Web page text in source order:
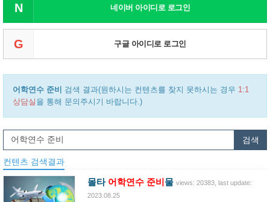
N 네이버 아이디로 로그인
G 구글 아이디로 로그인
어학연수 준비 검색 결과(원하시는 컨텐츠를 찾지 못하시는 경우 1:1
상담실 을 통해 문의주시기 바랍니다.)
검색
컨텐츠 검색결과
몰타 어학연수 준비물 views: 20383, last update:
2023.08.25